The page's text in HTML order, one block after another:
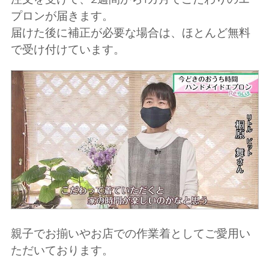
プロンが届きます。
届けた後に補正が必要な場合は、ほとんど無料
で受け付けています。
親子でお揃いやお店での作業着としてご愛用い
ただいております。